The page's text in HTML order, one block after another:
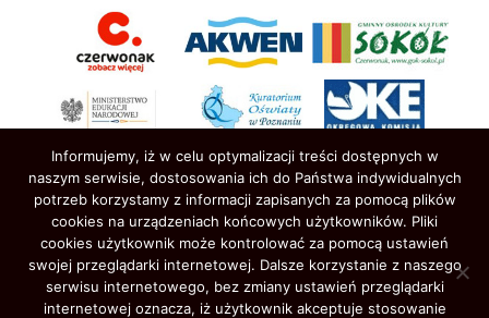
Prawa autorskie © 2026 Oświata w Czerwonaku. Wszystkie
Informujemy, iż w celu optymalizacji treści dostępnych w
naszym serwisie, dostosowania ich do Państwa indywidualnych
potrzeb korzystamy z informacji zapisanych za pomocą plików
cookies na urządzeniach końcowych użytkowników. Pliki
cookies użytkownik może kontrolować za pomocą ustawień
swojej przeglądarki internetowej. Dalsze korzystanie z naszego
serwisu internetowego, bez zmiany ustawień przeglądarki
internetowej oznacza, iż użytkownik akceptuje stosowanie